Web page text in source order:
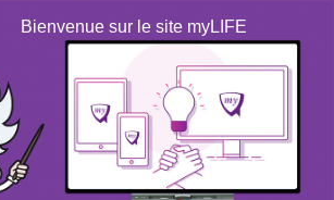
Bienvenue sur le site myLIFE